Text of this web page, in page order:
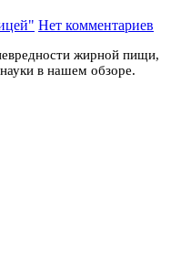
Нет комментариев
жирной пищи,
в нашем обзоре.